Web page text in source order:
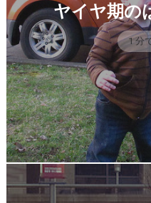
ヤイヤ期の
1 分